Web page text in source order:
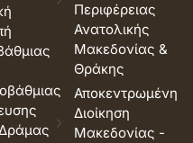
Περιφέρειας
Ανατολικής
Μακεδονίας &
Θράκης
Αποκεντρωμένη
Διοίκηση
Μακεδονίας -